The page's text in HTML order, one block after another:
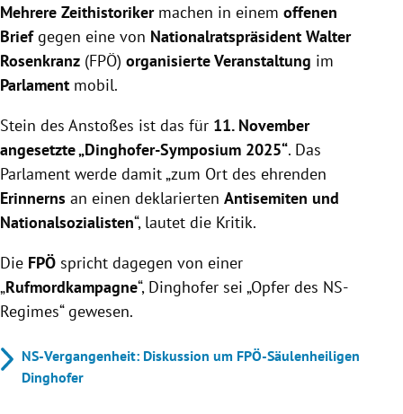
Symposium im Parlament als posthume Ehrung
eines Antisemiten und Nationalsozialisten und
fordern dessen Absage.
FPÖ weist die Vorwürfe als „Rufmordkampagne“
zurück und betont, Dinghofer sei Opfer des NS-
Regimes gewesen und habe sich für jüdische
Mitbürger eingesetzt.
Auch Grüne und SPÖ kritisieren die Veranstaltung
scharf und sehen darin eine Beschädigung der
Würde des Parlaments sowie eine Verharmlosung
von Antisemitismus.
Mehrere Zeithistorikermachen in einem offenen
Briefgegen eine von Nationalratspräsident Walter
Rosenkranz (FPÖ) organisierte Veranstaltung im
Parlament mobil.
Stein des Anstoßes ist das für 11. November
angesetzte „Dinghofer-Symposium 2025“. Das
Parlament werde damit „zum Ort des ehrenden
Erinnerns an einen deklarierten Antisemiten und
Nationalsozialisten“, lautet die Kritik.
Die FPÖ spricht dagegen von einer
„Rufmordkampagne“, Dinghofer sei „Opfer des NS-
Regimes“ gewesen.
NS-Vergangenheit: Diskussion um FPÖ-Säulenheiligen
Dinghofer